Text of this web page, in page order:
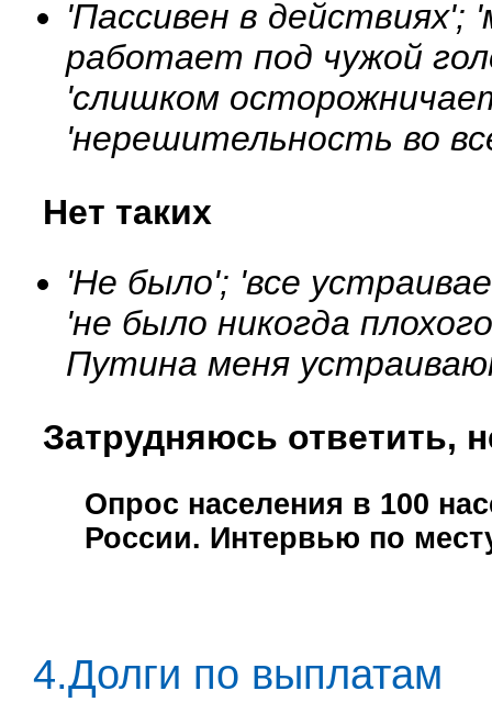
'Пассивен в
работает под чужой
'слишком
'нерешительность во
Нет таких
'Не было'; 'все
'не было никогда
Путина меня
Затрудняюсь ответить,
Опрос населения в 100
России. Интервью по
4.Долги по выплатам